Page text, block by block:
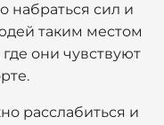
набраться сил и
таким местом
они чувствуют
расслабиться и